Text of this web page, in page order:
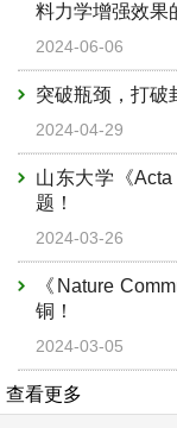
料力学增强效果
2024-06-06
突破瓶颈，打破
2024-04-29
山东大学《
题！
2024-03-26
《Nature
铜！
2024-03-05
查看更多